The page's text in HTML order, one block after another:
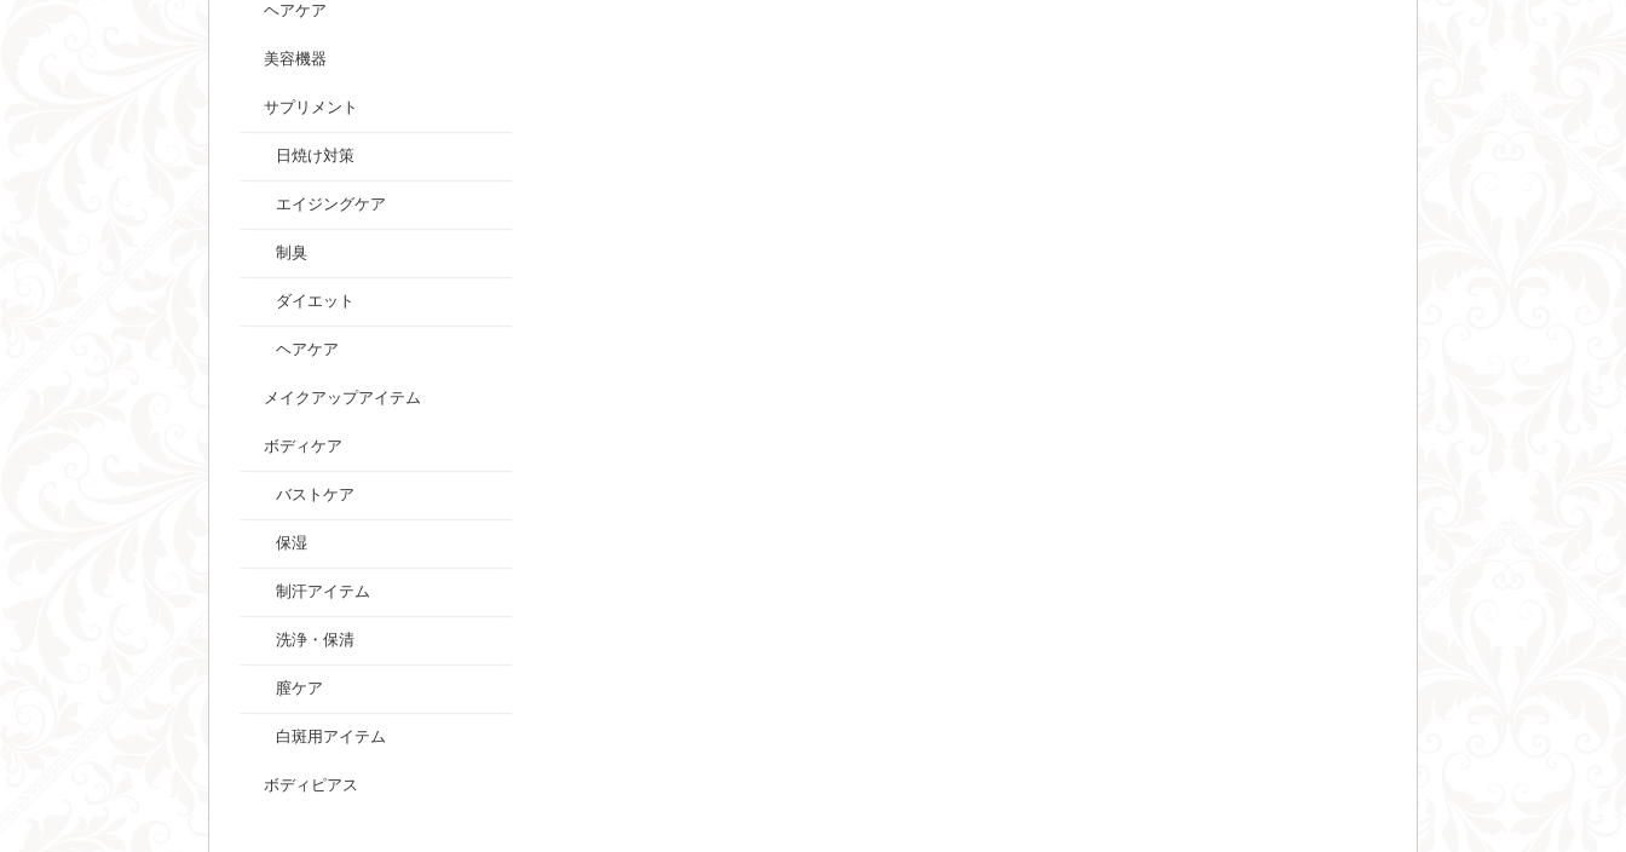
ヘアケア
美容機器
サプリメント
日焼け対策
エイジングケア
制臭
ダイエット
ヘアケア
メイクアップアイテム
ボディケア
バストケア
保湿
制汗アイテム
洗浄・保清
膣ケア
白斑用アイテム
ボディピアス